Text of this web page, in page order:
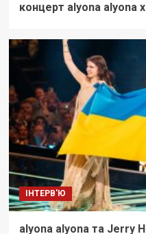
концерт alyona alyona
ІНТЕРВ'Ю
alyona alyona та Jerry